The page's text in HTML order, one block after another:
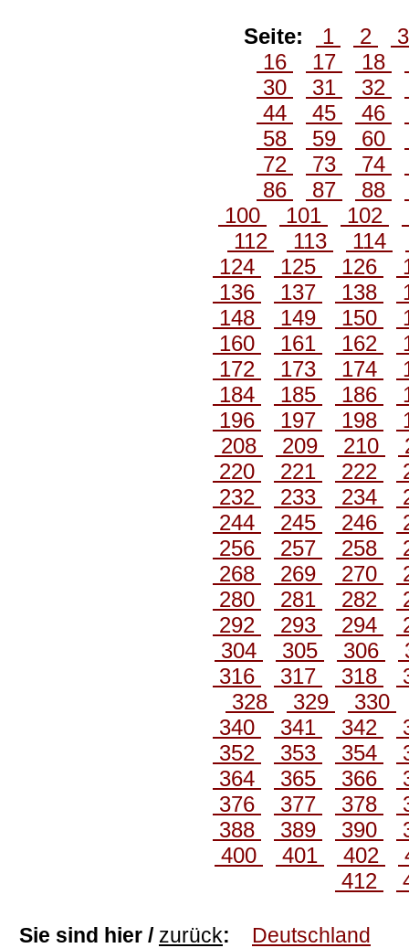
Seite: 1 2
16
17 18
30
31 32
44
45 46
58
59 60
72
73 74
86
87 88
100
101 102
112
113 114
124
125 126
136
137 138
148
149 150
160
161 162
172
173 174
184
185 186
196
197 198
208
209 210
220
221 222
232
233 234
244
245 246
256
257 258
268
269 270
280
281 282
292
293 294
304
305 306
316
317 318
328
329
330
340
341 342
352
353 354
364
365 366
376
377 378
388
389 390
400
401 402
412
Sie sind hier / zurück: Deutschland